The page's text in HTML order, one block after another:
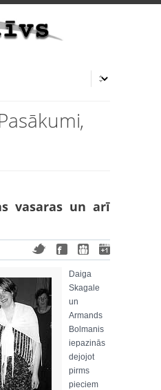
vasaras un arī
Daiga
Skagale
un
Armands
Bolmanis
iepazinās
dejojot
pirms
pieciem